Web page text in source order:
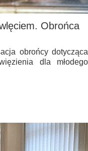
Obrońca
obrońcy dotycząca
dla młodego